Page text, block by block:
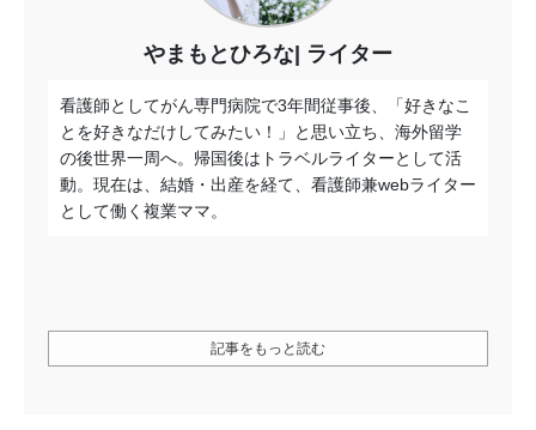
やまもとひろな ライター
看護師としてがん専門病院で3年間従事後、「好きなこ
とを好きなだけしてみたい！」と思い立ち、海外留学
の後世界一周へ。帰国後はトラベルライターとして活
動。現在は、結婚・出産を経て、看護師兼webライター
として働く複業ママ。
記事をもっと読む